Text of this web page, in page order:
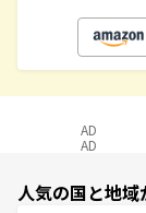
AD
AD
人気の国と地域